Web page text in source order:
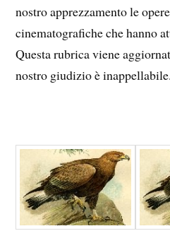
nostro apprezzamento le
cinematografiche che hanno
Questa rubrica viene
nostro giudizio è inappellabile.